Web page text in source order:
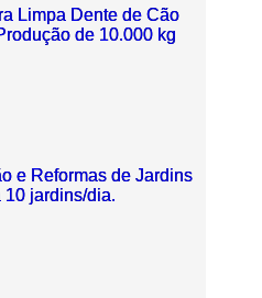
Limpa Dente de Cão
de 10.000 kg
e Reformas de Jardins
jardins/dia.